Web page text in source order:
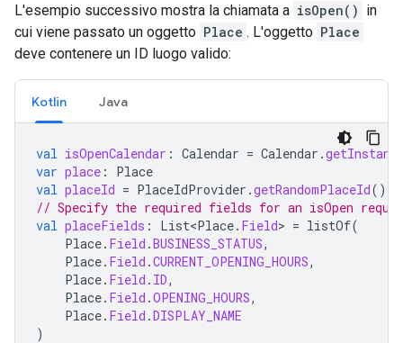
L'esempio successivo mostra la chiamata a isOpen() in
cui viene passato un oggetto Place . L'oggetto Place
deve contenere un ID luogo valido:
Kotlin Java
val isOpenCalendar : Calendar = Calendar .
var place :
Place
val placeId = PlaceIdProvider .getRandomPlaceId()
// Specify the required fields for an isOpen
val placeFields : List<Place. Field> = listOf(
Place. Field .BUSINESS_STATUS,
Place. Field .CURRENT_OPENING_HOURS,
Place. Field . ID,
Place. Field .OPENING_HOURS,
Place. Field .DISPLAY_NAME
)